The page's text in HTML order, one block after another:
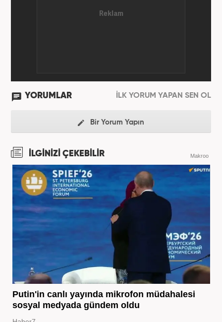
AKŞAM Gazetesi’nde başlayan Yoncalık, Eylül
YORUMLAR İLK YORUM YAPAN SEN OL
Bir Yorum Yapın
İLGİNİZİ ÇEKEBİLİR Makroo
Putin'in canlı yayında mikrofon müdahalesi
sosyal medyada gündem oldu